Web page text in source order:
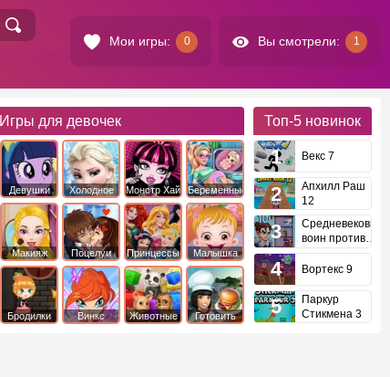
Мои игры: 0 Вы смотрели: 1
Игры для девочек
Девушки
Эквестрии
Холодное
Сердце
Монстр Хай Беременные
Макияж Поцелуи
Принцессы
Диснея
Малышка
Хейзел
Бродилки Винкс Животные
Готовить
Топ-5 новинок
Векс 7
Апхилл Раш
12
Средневековый
воин против
Вортекс 9
Паркур
Стикмена 3